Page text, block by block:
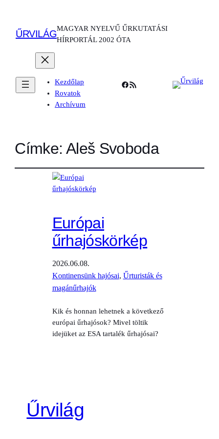
ŰRVILÁG
MAGYAR NYELVŰ ŰRKUTATÁSI
HÍRPORTÁL 2002 ÓTA
Kezdőlap
Rovatok
Archívum
Facebook
RSS Feed
Címke: Aleš Svoboda
Európai
űrhajóskörkép
2026.06.08.
Kontinensünk hajósai, Űrturisták és
magánűrhajók
Kik és honnan lehetnek a következő
európai űrhajósok? Mivel töltik
idejüket az ESA tartalék űrhajósai?
Űrvilág